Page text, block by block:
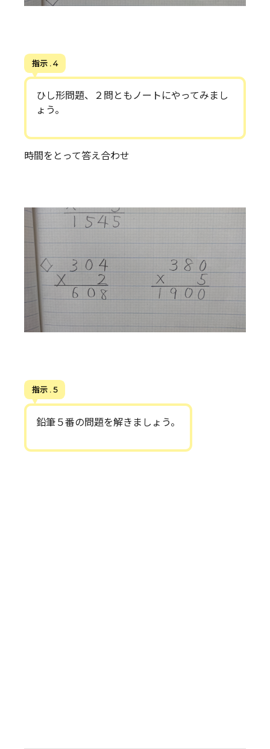
指示 . 4
ひし形問題、２問ともノートにやってみまし
ょう。
時間をとって答え合わせ
指示 . 5
鉛筆５番の問題を解きましょう。